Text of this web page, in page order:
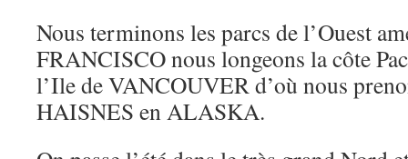
Nous terminons les parcs de l’Ouest
FRANCISCO nous longeons la côte
l’Ile de VANCOUVER d’où nous
HAISNES en ALASKA.